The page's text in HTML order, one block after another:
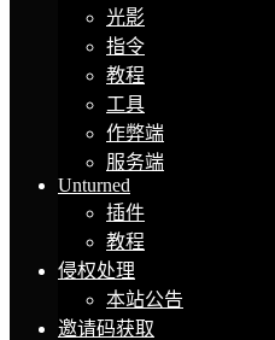
光影
指令
教程
工具
作弊端
服务端
Unturned
插件
教程
侵权处理
本站公告
邀请码获取